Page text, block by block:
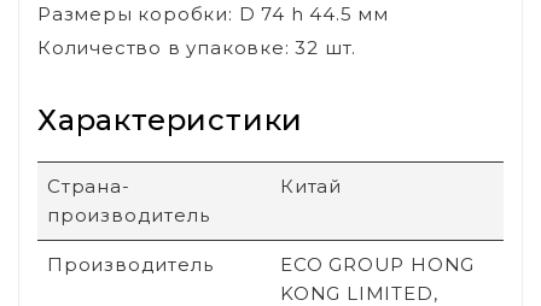
Размеры коробки: D 74 h 44.5 мм
Количество в упаковке: 32 шт.
Характеристики
Страна-
производитель
Китай
Производитель
ECO GROUP HONG
KONG LIMITED,